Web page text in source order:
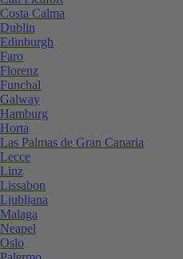
Costa Calma
Dublin
Edinburgh
Faro
Florenz
Funchal
Galway
Hamburg
Horta
Las Palmas de Gran Canaria
Lecce
Linz
Lissabon
Ljubljana
Malaga
Neapel
Oslo